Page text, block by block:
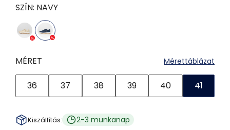
SZÍN: NAVY
MÉRET Mérettáblázat
36 37 38 39 40 41
Kiszállítás:
2-3 munkanap